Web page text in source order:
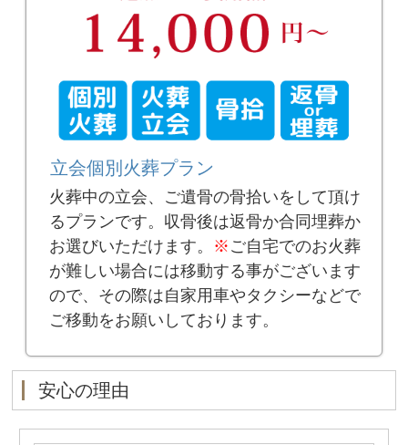
立会個別火葬プラン
火葬中の立会、ご遺骨の骨拾いをして頂け
るプランです。収骨後は返骨か合同埋葬か
お選びいただけます。 ※ ご自宅でのお火葬
が難しい場合には移動する事がございます
ので、その際は自家用車やタクシーなどで
ご移動をお願いしております。
安心の理由